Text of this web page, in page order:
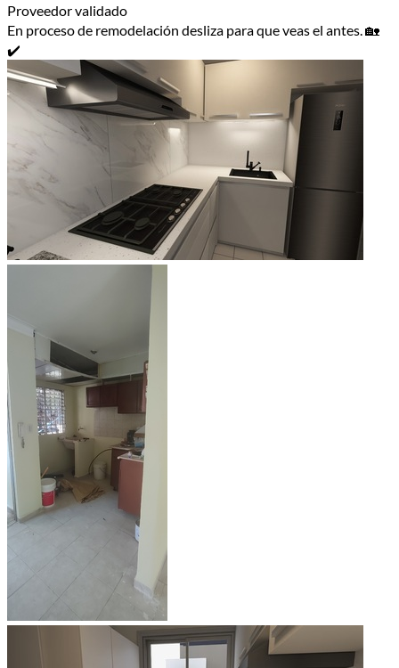
Proveedor validado
En proceso de remodelación desliza para que veas el antes. 🏡
✔️